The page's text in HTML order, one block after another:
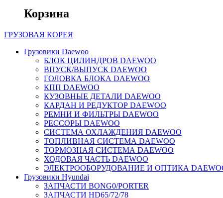
Корзина
ГРУЗОВАЯ КОРЕЯ
Грузовики Daewoo
БЛОК ЦИЛИНДРОВ DAEWOO
ВПУСК/ВЫПУСК DAEWOO
ГОЛОВКА БЛОКА DAEWOO
КПП DAEWOO
КУЗОВНЫЕ ДЕТАЛИ DAEWOO
КАРДАН И РЕДУКТОР DAEWOO
РЕМНИ И ФИЛЬТРЫ DAEWOO
РЕССОРЫ DAEWOO
СИСТЕМА ОХЛАЖДЕНИЯ DAEWOO
ТОПЛИВНАЯ СИСТЕМА DAEWOO
ТОРМОЗНАЯ СИСТЕМА DAEWOO
ХОДОВАЯ ЧАСТЬ DAEWOO
ЭЛЕКТРООБОРУДОВАНИЕ И ОПТИКА
Грузовики Hyundai
ЗАПЧАСТИ BONG0/PORTER
ЗАПЧАСТИ HD65/72/78